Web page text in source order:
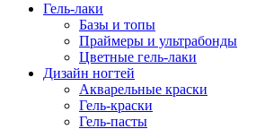
Гель-лаки
Базы и топы
Праймеры и ультрабонды
Цветные гель-лаки
Дизайн ногтей
Акварельные краски
Гель-краски
Гель-пасты